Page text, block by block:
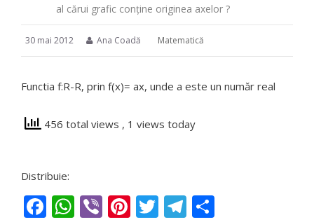
al cărui grafic conține originea axelor ?
30 mai 2012 Ana Coadă Matematică
Functia f:R-R, prin f(x)= ax, unde a este un număr real
456 total views , 1 views today
Distribuie:
Facebook
WhatsApp
ViberPinterest
TwitterTelegram